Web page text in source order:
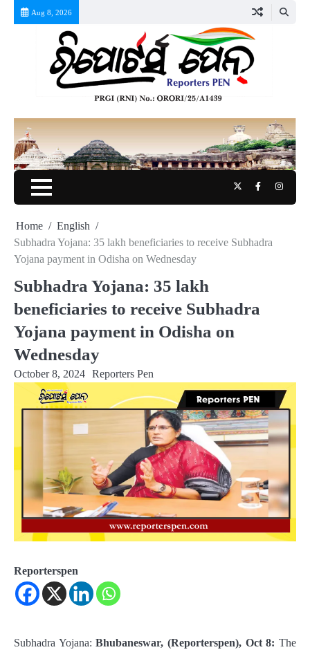
Aug 8, 2026
TwitterFacebook
Home
English
Subhadra Yojana: 35 lakh beneficiaries to receive Subhadra
Yojana payment in Odisha on Wednesday
Subhadra Yojana: 35 lakh
beneficiaries to receive Subhadra
Yojana payment in Odisha on
Wednesday
October 8, 2024 Reporters Pen
Reporterspen
Subhadra Yojana: Bhubaneswar, (Reporterspen), Oct 8: The